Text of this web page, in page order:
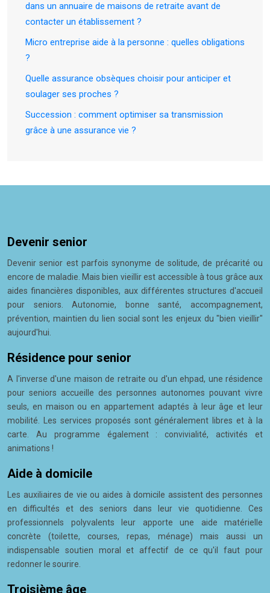
dans un annuaire de maisons de retraite avant de
contacter un établissement ?
Micro entreprise aide à la personne : quelles obligations
?
Quelle assurance obsèques choisir pour anticiper et
soulager ses proches ?
Succession : comment optimiser sa transmission
grâce à une assurance vie ?
Devenir senior
Devenir senior est parfois synonyme de solitude, de précarité ou
encore de maladie. Mais bien vieillir est accessible à tous grâce aux
aides financières disponibles, aux différentes structures d'accueil
pour seniors. Autonomie, bonne santé, accompagnement,
prévention, maintien du lien social sont les enjeux du "bien vieillir"
aujourd'hui.
Résidence pour senior
A l'inverse d'une maison de retraite ou d'un ehpad, une résidence
pour seniors accueille des personnes autonomes pouvant vivre
seuls, en maison ou en appartement adaptés à leur âge et leur
mobilité. Les services proposés sont généralement libres et à la
carte. Au programme également : convivialité, activités et
animations !
Aide à domicile
Les auxiliaires de vie ou aides à domicile assistent des personnes
en difficultés et des seniors dans leur vie quotidienne. Ces
professionnels polyvalents leur apporte une aide matérielle
concrète (toilette, courses, repas, ménage) mais aussi un
indispensable soutien moral et affectif de ce qu'il faut pour
redonner le sourire.
Troisième âge